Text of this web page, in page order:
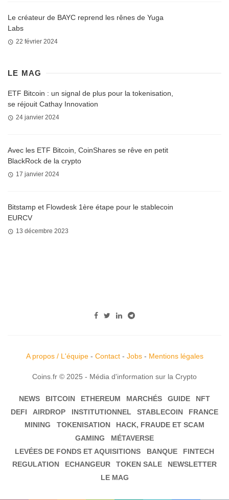
Le créateur de BAYC reprend les rênes de Yuga
Labs
22 février 2024
LE MAG
ETF Bitcoin : un signal de plus pour la tokenisation,
se réjouit Cathay Innovation
24 janvier 2024
Avec les ETF Bitcoin, CoinShares se rêve en petit
BlackRock de la crypto
17 janvier 2024
Bitstamp et Flowdesk 1ère étape pour le stablecoin
EURCV
13 décembre 2023
A propos / L'équipe- Contact- Jobs- Mentions légales
Coins.fr © 2025 - Média d'information sur la Crypto
NEWS BITCOIN ETHEREUM MARCHÉS GUIDE
NFT
DEFI
AIRDROP INSTITUTIONNEL STABLECOIN
FRANCE
MINING
TOKENISATION
HACK, FRAUDE ET SCAM
GAMING
MÉTAVERSE
LEVÉES DE FONDS ET AQUISITIONS
BANQUE
FINTECH
REGULATION
ECHANGEUR TOKEN SALE
NEWSLETTER
LE MAG